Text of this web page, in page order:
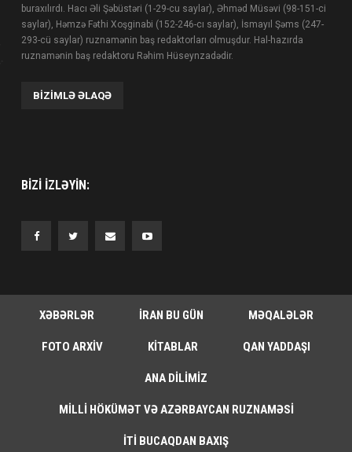
buraxılırdı. Hacı Əli Şəbüstəri (1-29-cu saylar), Əhməd Müsəvi (98-151-ci
saylar), Həmzə Fəthi Xoşginabi (152-246-cı saylar), İsmayıl Şəms (247-
293-cü saylar) ruznamənin baş redaktorları olmuşdur. Hal-hazırda
ruznamənin baş redaktoru Rəhim Hüseynzadədir.
BIZIMLƏ ƏLAQƏ
BIZI IZLƏYIN:
XƏBƏRLƏR İRAN BU GÜN MƏQALƏLƏR
FOTO ARXIV KITABLAR QAN YADDAŞI
ANA DILIMIZ
MILLI HÖKÜMƏT VƏ AZƏRBAYCAN RUZNAMƏSI
İTI BUCAQDAN BAXIŞ